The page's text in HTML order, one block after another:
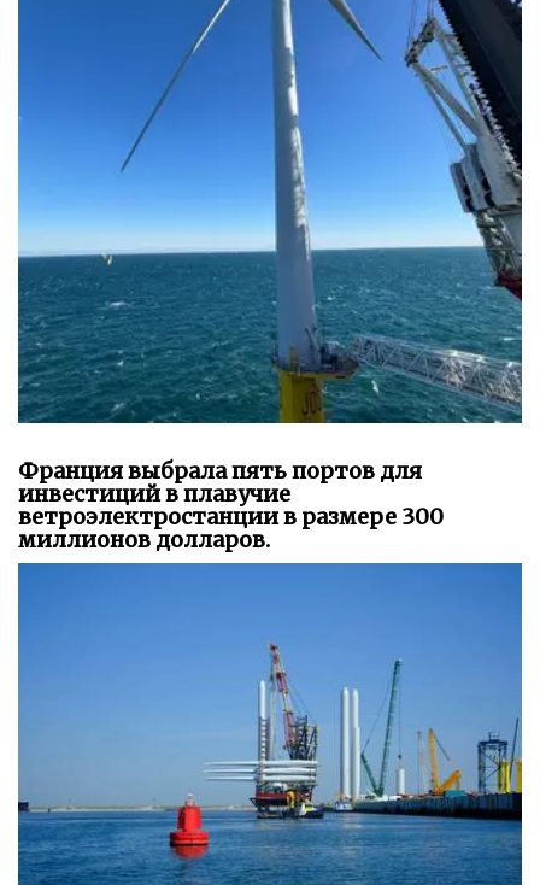
Франция выбрала пять портов для
инвестиций в плавучие
ветроэлектростанции в размере 300
миллионов долларов.